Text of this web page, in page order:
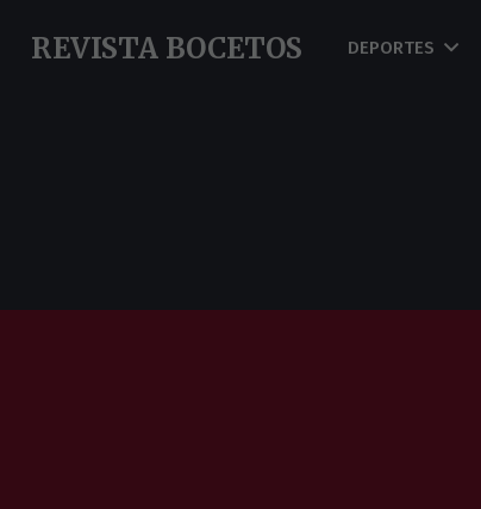
REVISTA BOCETOS DEPORTES